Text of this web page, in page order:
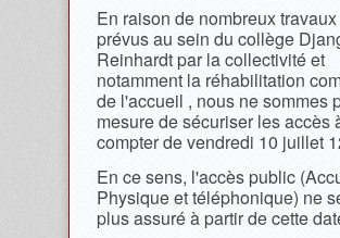
En raison de nombreux travaux
prévus au sein du collège
Reinhardt par la collectivité et
notamment la réhabilitation
de l'accueil , nous ne sommes
mesure de sécuriser les accès
compter de vendredi 10 juillet
En ce sens, l'accès public
Physique et téléphonique) ne
plus assuré à partir de cette